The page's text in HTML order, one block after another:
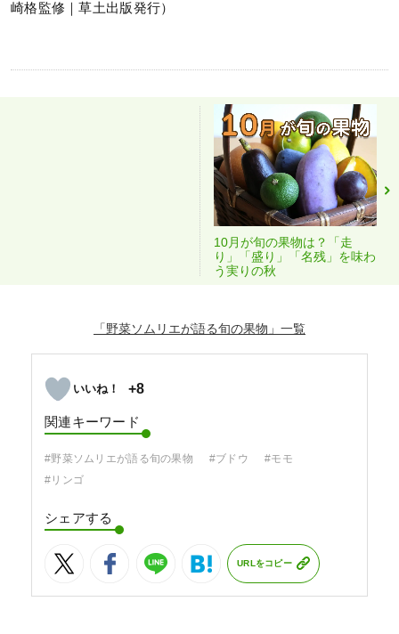
崎格監修｜草土出版発行）
10月が旬の果物は？「走
り」「盛り」「名残」を味わ
う実りの秋
「野菜ソムリエが語る旬の果物」
+8
関連キーワード
#野菜ソムリエが語る旬の果物 #ブドウ
#モモ
#リンゴ
シェアする
URLをコピー